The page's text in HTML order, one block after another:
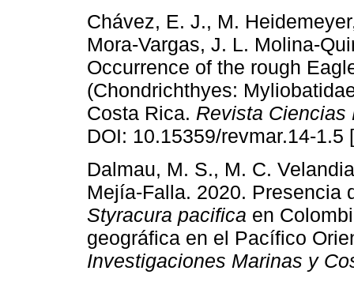
Chávez, E. J., M.
Mora-Vargas, J. L. Molina-
Occurrence of the rough
(Chondrichthyes:
Costa Rica. Revista Ciencias
DOI: 10.15359/revmar.14-1.5
Dalmau, M. S., M. C.
Mejía-Falla. 2020. Presencia
Styracura pacifica en
geográfica en el Pacífico
Investigaciones Marinas y